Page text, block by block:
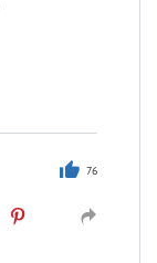
76